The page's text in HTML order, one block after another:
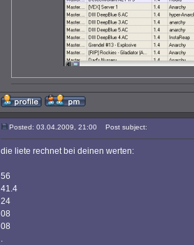
Posted: 03.04.2009, 21:00 Post subject:
die liete rechnet bei deinen werten:
56
41.4
24
08
08
.